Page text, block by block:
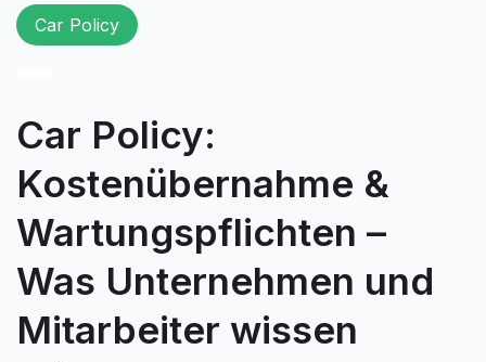
Car Policy
Car Policy:
Kostenübernahme &
Wartungspflichten –
Was Unternehmen und
Mitarbeiter wissen